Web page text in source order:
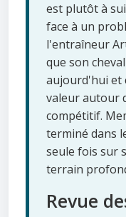
est plutôt à
face à un
l'entraîneur
que son
aujourd'hui et
valeur autour
compétitif.
terminé dans
seule fois sur
terrain
Revue